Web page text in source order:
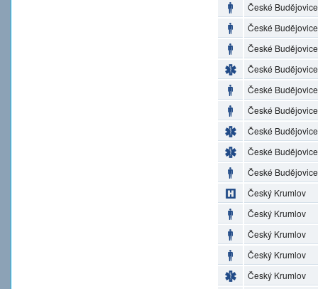
České Budějovice
České Budějovice
České Budějovice
České Budějovice
České Budějovice
České Budějovice
České Budějovice
České Budějovice
České Budějovice
Český Krumlov
Český Krumlov
Český Krumlov
Český Krumlov
Český Krumlov